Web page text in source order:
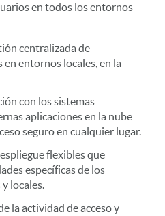
en todos los entornos
centralizada de
en entornos locales, en la
con los sistemas
aplicaciones en la nube
seguro en cualquier lugar.
flexibles que
específicas de los
locales.
la actividad de acceso y